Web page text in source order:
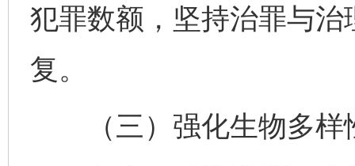
犯罪数额，坚持治罪与
复。
（三）强化生物多样